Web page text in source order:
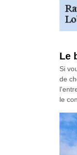
Le
Si
de
le